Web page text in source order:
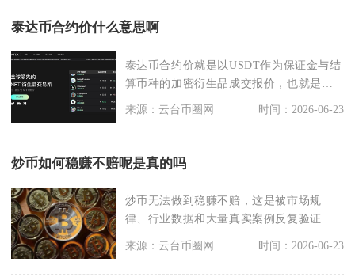
泰达币合约价什么意思啊
泰达币合约价就是以USDT作为保证金与结
算币种的加密衍生品成交报价，也就是行
业常说的U本位
来源：云台币圈网 时间：2026-06-23
炒币如何稳赚不赔呢是真的吗
炒币无法做到稳赚不赔，这是被市场规
律、行业数据和大量真实案例反复验证的
结论，所有声称“稳赚
来源：云台币圈网 时间：2026-06-23